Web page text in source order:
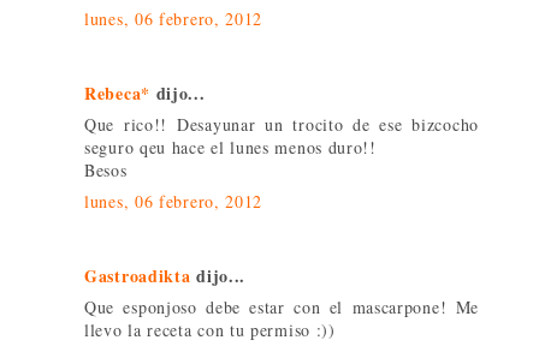
lunes, 06 febrero, 2012
Rebeca* dijo...
Que rico!! Desayunar un trocito de ese bizcocho
seguro qeu hace el lunes menos duro!!
Besos
lunes, 06 febrero, 2012
Gastroadikta dijo...
Que esponjoso debe estar con el mascarpone! Me
llevo la receta con tu permiso :))